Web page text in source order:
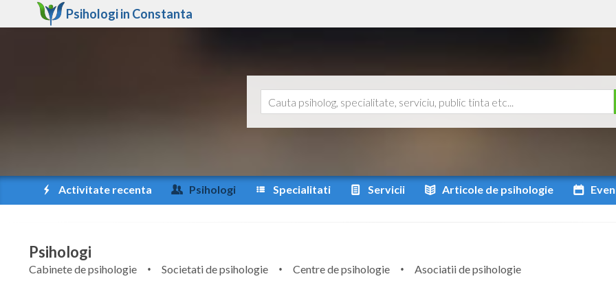
Psihologi in Constanta
Activitate recenta Psihologi Specialitati Servicii Articole de psihologie
Psihologi
Cabinete de psihologie Societati de psihologie Centre de psihologie
Asociatii de psihologie